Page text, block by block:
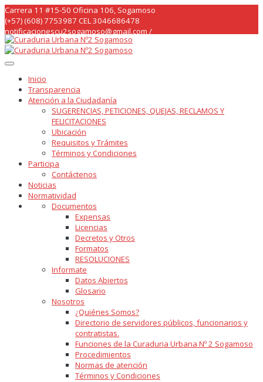
Skip
to
content
Carrera 11 #15-50 Oficina 106, Sogamoso
(+57) (608) 7753987 CEL 3046686478
notificacionescu2sogamoso@gmail.com /
curaduria2sogamoso@gmail.com /
Inicio
Transparencia
Atención a la Ciudadanía
SUGERENCIAS, PETICIONES, QUEJAS, RECLAMOS Y
FELICITACIONES
Ubicación
Requisitos y Trámites
Términos y Condiciones
Participa
Contáctenos
Noticias
Normatividad
Documentos
Expensas
Licencias
Decretos y Otros
Formatos
RESOLUCIONES
Informate
Datos Abiertos
Glosario
Nosotros
¿Quiénes Somos?
Directorio de servidores públicos, funcionarios y
contratistas.
Funciones de la Curaduria Urbana Nº 2 Sogamoso
Procedimientos
Normas de atención
Términos y Condiciones